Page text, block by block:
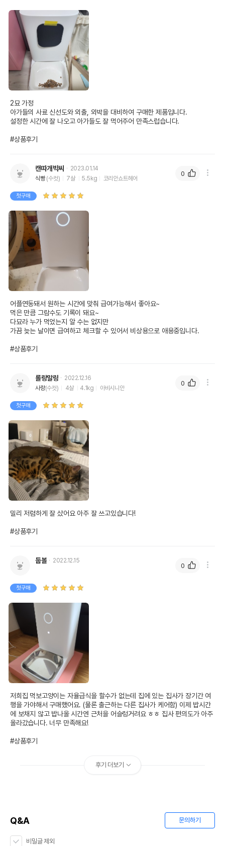
2묘 가정
아가들의 사료 신선도와 외출, 외박을 대비하여 구매한 제품입니다.
설정한 시간에 잘 나오고 아가들도 잘 먹어주어 만족스럽습니다.
#상품후기
캔따개박씨
2023.01.14
식빵(수컷) 7살 5.5kg 코리안쇼트헤어
첫구매
어플연동돼서 원하는 시간에 맞춰 급여가능해서 좋아요~
먹은 만큼 그람수도 기록이 돼요~
다묘라 누가 먹었는지 알 수는 없지만
가끔 늦는 날이면 급여하고 체크할 수 있어서 비상용으로 애용중입니다.
#상품후기
0
롤랑말랑
2022.12.16
사랑(수컷) 4살 4.1kg 아비시니안
첫구매
밀리 저렴하게 잘 샀어요 아주 잘 쓰고있습니다!
#상품후기
0
둡볼 2022.12.15
첫구매
저희집 먹보고양이는 자율급식을 할수가 없는데 집에 있는 집사가 장기간 여
행을 가야해서 구매했어요. (물론 출근하는 다른 집사가 케어함) 이제 밥시간
에 보채지 않고 밥나올 시간엔 근처을 어슬렁거려요 ㅎㅎ 집사 편의도가 아주
올라갔습니다. 너무 만족해요!
#상품후기
0
후기 더보기
Q&A 문의하기
비밀글 제외